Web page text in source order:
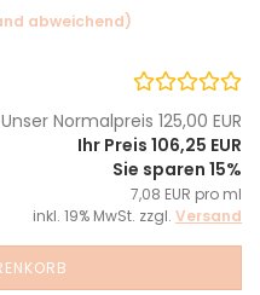
abweichend)
Unser Normalpreis 125,00 EUR
Ihr Preis 106,25 EUR
Sie sparen 15%
7,08 EUR pro ml
inkl. 19% MwSt. zzgl. Versand